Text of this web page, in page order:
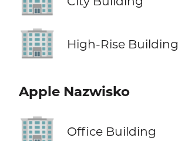
🏢 High-Rise Building
Apple Nazwisko
🏢 Office Building